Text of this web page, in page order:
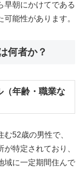
早朝にかけてである
能性があります。
何者か？
（年齢・職業な
52歳の男性で、
特定されており、
域に一定期間住んで